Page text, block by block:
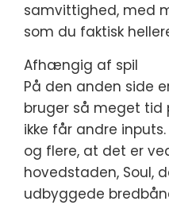
samvittighed, med
som du faktisk
Afhængig af spil
På den anden side
bruger så meget
ikke får andre
og flere, at det er
hovedstaden, Soul,
udbyggede